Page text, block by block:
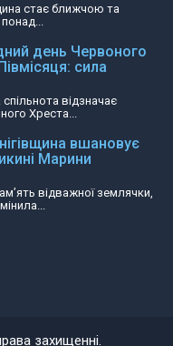
стає ближчою та
день Червоного
сила
відзначає
Хреста...
вшановує
Марини
відважної землячки,
захищенні.